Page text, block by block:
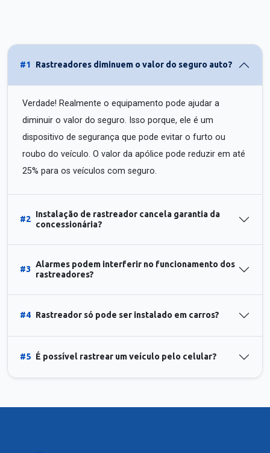
#1 Rastreadores diminuem o valor do seguro auto?
Verdade! Realmente o equipamento pode ajudar a
diminuir o valor do seguro. Isso porque, ele é um
dispositivo de segurança que pode evitar o furto ou
roubo do veículo. O valor da apólice pode reduzir em até
25% para os veículos com seguro.
#2
Instalação de rastreador cancela garantia da
concessionária?
#3
Alarmes podem interferir no funcionamento dos
rastreadores?
#4 Rastreador só pode ser instalado em carros?
#5 É possível rastrear um veículo pelo celular?